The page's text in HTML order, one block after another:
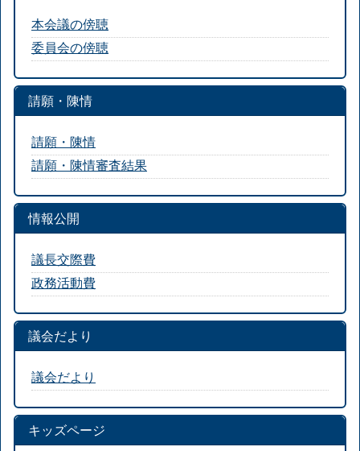
本会議の傍聴
委員会の傍聴
請願・陳情
請願・陳情
請願・陳情審査結果
情報公開
議長交際費
政務活動費
議会だより
議会だより
キッズページ